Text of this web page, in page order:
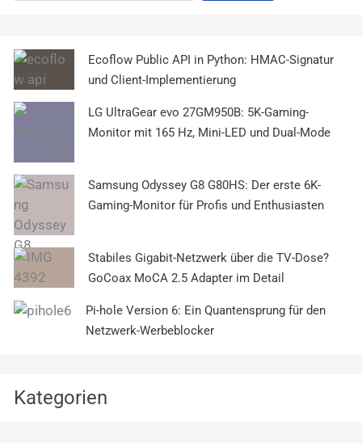
Ecoflow Public API in Python: HMAC-Signatur
und Client-Implementierung
LG UltraGear evo 27GM950B: 5K-Gaming-
Monitor mit 165 Hz, Mini-LED und Dual-Mode
Samsung Odyssey G8 G80HS: Der erste 6K-
Gaming-Monitor für Profis und Enthusiasten
Stabiles Gigabit-Netzwerk über die TV-Dose?
GoCoax MoCA 2.5 Adapter im Detail
Pi-hole Version 6: Ein Quantensprung für den
Netzwerk-Werbeblocker
Kategorien